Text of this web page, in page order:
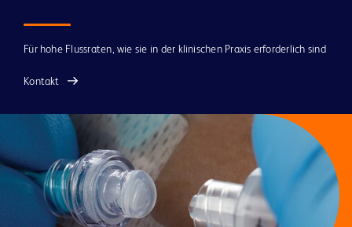
Für hohe Flussraten, wie sie in der klinischen Praxis erforderlich sind
Kontakt